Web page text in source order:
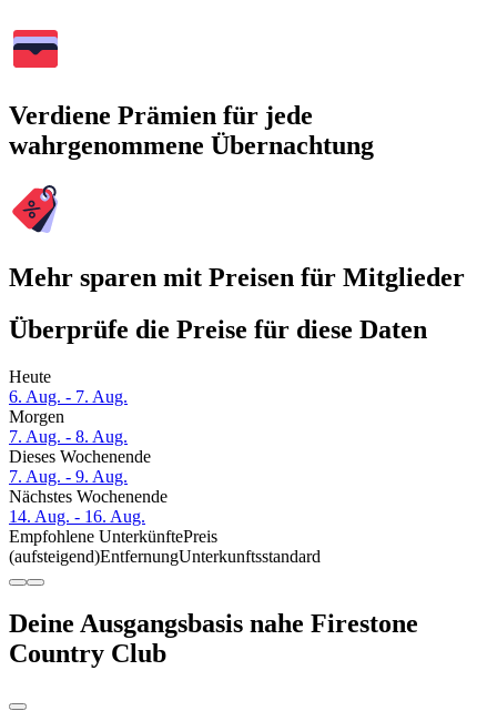
Verdiene Prämien für jede
wahrgenommene Übernachtung
Mehr sparen mit Preisen für Mitglieder
Überprüfe die Preise für diese Daten
Heute
6. Aug. - 7. Aug.
Morgen
7. Aug. - 8. Aug.
Dieses Wochenende
7. Aug. - 9. Aug.
Nächstes Wochenende
14. Aug. - 16. Aug.
Empfohlene UnterkünftePreis
(aufsteigend)EntfernungUnterkunftsstandard
Deine Ausgangsbasis nahe Firestone
Country Club